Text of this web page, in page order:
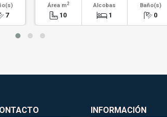
7
Área m2
10
Alcobas
1
Baño(s)
0
INFORMACIÓN